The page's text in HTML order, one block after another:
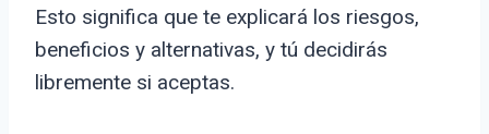
Esto significa que te explicará los riesgos,
beneficios y alternativas, y tú decidirás
libremente si aceptas.